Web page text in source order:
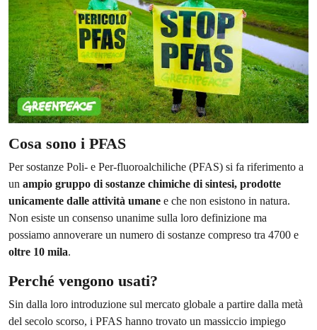
Cosa sono i PFAS
Per sostanze Poli- e Per-fluoroalchiliche (PFAS) si fa riferimento a
un ampio gruppo di sostanze chimiche di sintesi, prodotte
unicamente dalle attività umane e che non esistono in natura.
Non esiste un consenso unanime sulla loro definizione ma
possiamo annoverare un numero di sostanze compreso tra 4700 e
oltre 10 mila.
Perché vengono usati?
Sin dalla loro introduzione sul mercato globale a partire dalla metà
del secolo scorso, i PFAS hanno trovato un massiccio impiego